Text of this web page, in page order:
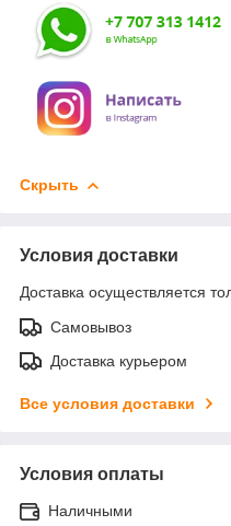
Скрыть
Условия доставки
Доставка осуществляется
Самовывоз
Доставка курьером
Все условия доставки
Условия оплаты
Наличными